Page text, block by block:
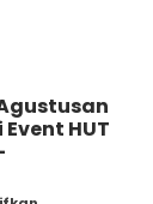
HUT